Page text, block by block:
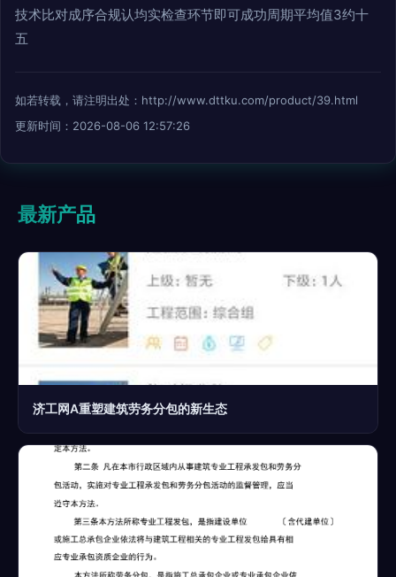
技术比对成序合规认均实检查环节即可成功周期平均值3约十
五
如若转载，请注明出处：http://www.dttku.com/product/39.html
更新时间：2026-08-06 12:57:26
最新产品
济工网A重塑建筑劳务分包的新生态